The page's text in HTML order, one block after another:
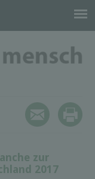
zur
2017